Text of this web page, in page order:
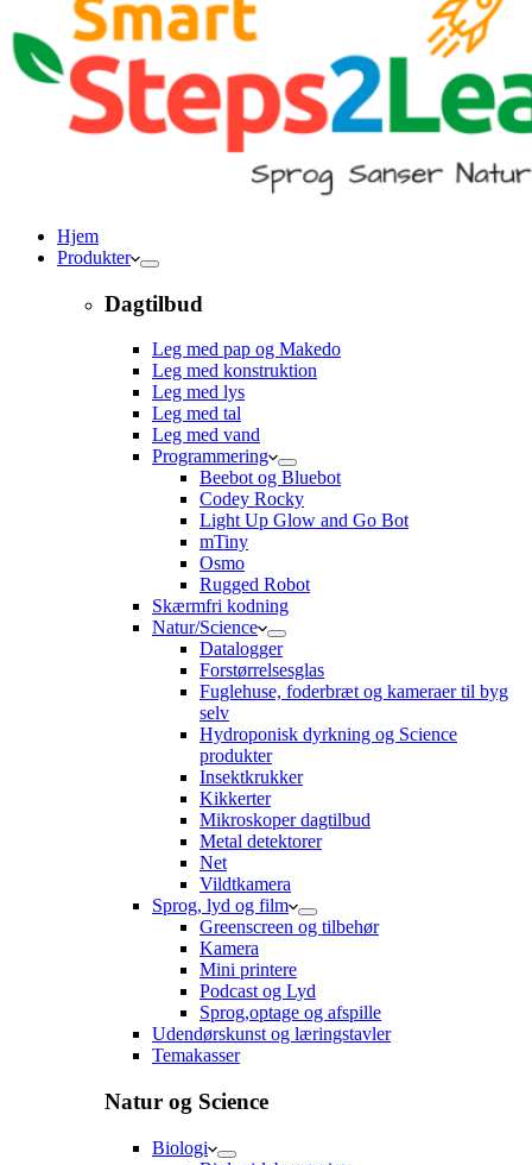
Hjem
Produkter
Dagtilbud
Leg med pap og Makedo
Leg med konstruktion
Leg med lys
Leg med tal
Leg med vand
Programmering
Beebot og Bluebot
Codey Rocky
Light Up Glow and Go Bot
mTiny
Osmo
Rugged Robot
Skærmfri kodning
Natur/Science
Datalogger
Forstørrelsesglas
Fuglehuse, foderbræt og kameraer til byg
selv
Hydroponisk dyrkning og Science
produkter
Insektkrukker
Kikkerter
Mikroskoper dagtilbud
Metal detektorer
Net
Vildtkamera
Sprog, lyd og film
Greenscreen og tilbehør
Kamera
Mini printere
Podcast og Lyd
Sprog,optage og afspille
Udendørskunst og læringstavler
Temakasser
Natur og Science
Biologi